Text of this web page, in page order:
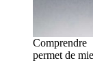
permet de